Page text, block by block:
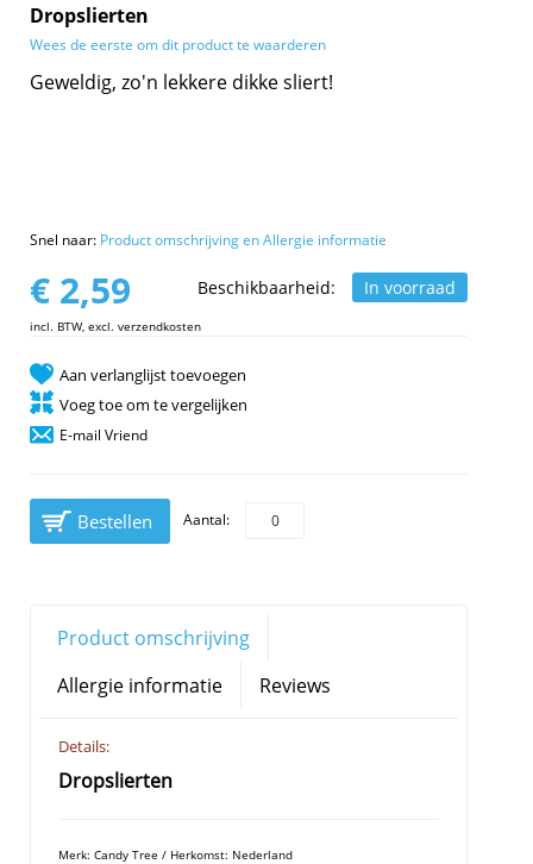
Dropslierten
Wees de eerste om dit product te waarderen
Geweldig, zo'n lekkere dikke sliert!
Snel naar: Product omschrijving en Allergie informatie
Beschikbaarheid: In voorraad
€ 2,59
incl. BTW, excl. verzendkosten
Aan verlanglijst toevoegen
Voeg toe om te vergelijken
E-mail Vriend
Bestellen Aantal:
Product omschrijving
Allergie informatie
Reviews
Details:
Dropslierten
Merk: Candy Tree / Herkomst: Nederland